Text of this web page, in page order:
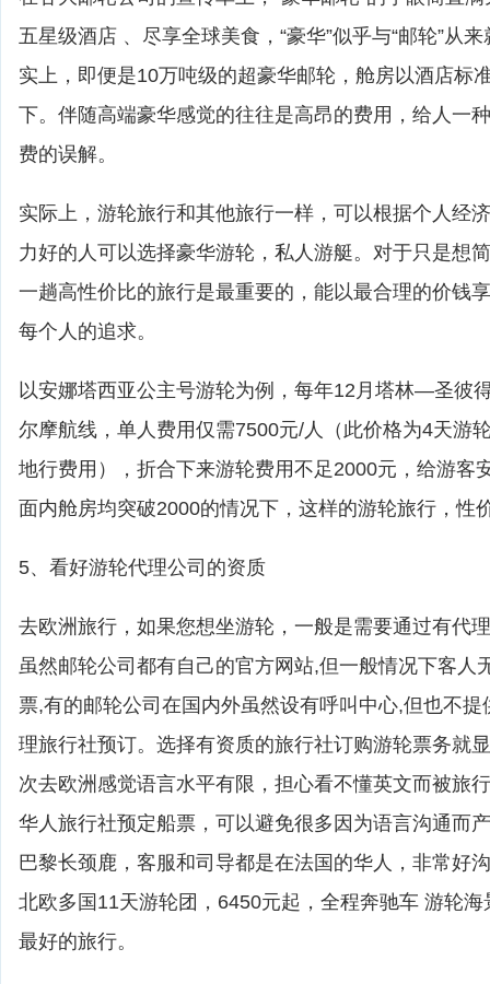
五星级酒店 、尽享全球美食，“豪华”似乎与“邮轮”从
实上，即便是10万吨级的超豪华邮轮，舱房以酒店标
下。伴随高端豪华感觉的往往是高昂的费用，给人一
费的误解。
实际上，游轮旅行和其他旅行一样，可以根据个人经
力好的人可以选择豪华游轮，私人游艇。对于只是想
一趟高性价比的旅行是最重要的，能以最合理的价钱
每个人的追求。
以安娜塔西亚公主号游轮为例，每年12月塔林—圣
尔摩航线，单人费用仅需7500元/人（此价格为4天游
地行费用），折合下来游轮费用不足2000元，给游客
面内舱房均突破2000的情况下，这样的游轮旅行，性
5、看好游轮代理公司的资质
去欧洲旅行，如果您想坐游轮，一般是需要通过有代
虽然邮轮公司都有自己的官方网站,但一般情况下客人
票,有的邮轮公司在国内外虽然设有呼叫中心,但也不
理旅行社预订。选择有资质的旅行社订购游轮票务就
次去欧洲感觉语言水平有限，担心看不懂英文而被旅
华人旅行社预定船票，可以避免很多因为语言沟通而
巴黎长颈鹿，客服和司导都是在法国的华人，非常好
北欧多国11天游轮团，6450元起，全程奔驰车 游轮
最好的旅行。